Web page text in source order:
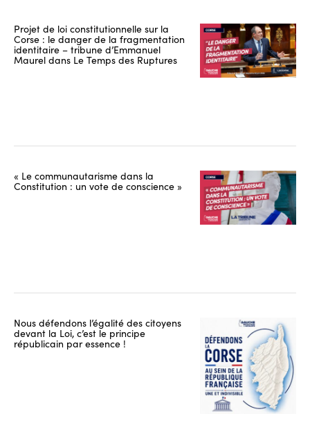
Projet de loi constitutionnelle sur la
Corse : le danger de la fragmentation
identitaire – tribune d’Emmanuel
Maurel dans Le Temps des Ruptures
« Le communautarisme dans la
Constitution : un vote de conscience »
Nous défendons l’égalité des citoyens
devant la Loi, c’est le principe
républicain par essence !